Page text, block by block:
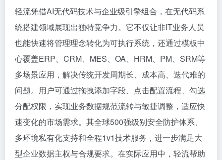
轻流凭借AI无代码技术与企业级引擎组合，在无代码系
统搭建领域展现出独特竞争力。它不仅让非IT业务人员
也能快速将管理理念转化为可执行系统，还通过模板中
心覆盖ERP、CRM、MES、OA、HRM、PM、SRM等
多场景应用，解决传统开发周期长、成本高、迭代难的
问题。用户可通过拖拽添加字段、点击配置流程、勾选
分配权限，实现业务数据规范流转与敏捷调整，适应快
速变化的市场需求。其全球500强级别安全防护体系、
多环境私有化支持和全程1v1技术服务，进一步满足大
型企业数据主权与合规要求。在实际应用中，轻流帮助